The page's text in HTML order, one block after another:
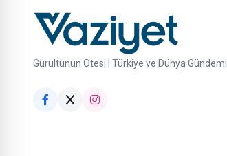
Gürültünün Ötesi | Türkiye ve Dünya Gündemi